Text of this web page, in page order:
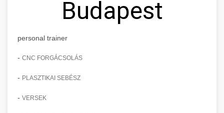
Budapest
personal trainer
- CNC FORGÁCSOLÁS
- PLASZTIKAI SEBÉSZ
- VERSEK